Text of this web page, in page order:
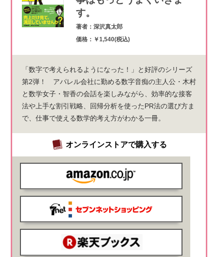
す。
著者：深沢真太郎
価格：￥1,540(税込)
「数字で考えられるようになった！」と好評のシリーズ
第2弾！ アパレル会社に勤める数字音痴の主人公・木村
と数学女子・智香の会話を楽しみながら、効率的な接客
法や上手な割引戦略、回帰分析を使ったPR法の選び方ま
で、仕事で使える数学的考え方がわかる一冊。
オンラインストアで購入する